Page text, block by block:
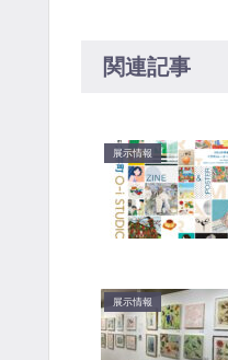
関連記事
展示情報
展示情報